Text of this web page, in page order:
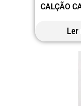
CALÇÃO
Ler